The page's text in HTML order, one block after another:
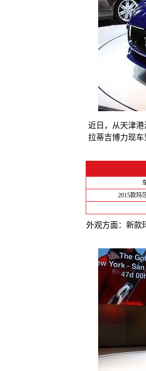
近日，从天津
拉蒂吉博力现车
2015款玛
外观方面：新款